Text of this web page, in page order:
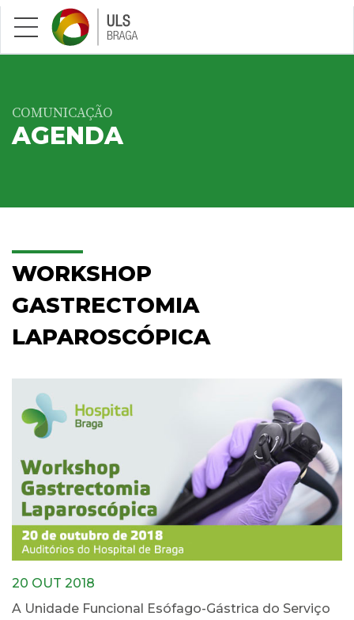
Saltar para conteúdo principal
COMUNICAÇÃO
AGENDA
WORKSHOP
GASTRECTOMIA
LAPAROSCÓPICA
20 OUT 2018
A Unidade Funcional Esófago-Gástrica do Serviço